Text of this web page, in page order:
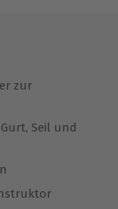
zur
Seil und